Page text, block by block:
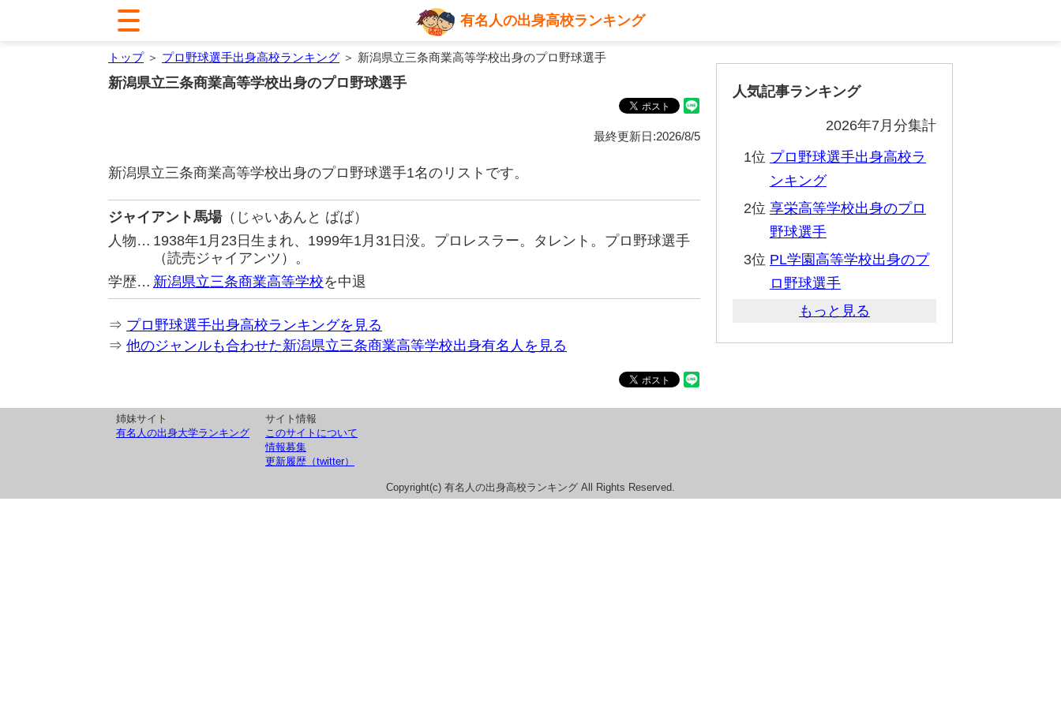
有名人の出身高校ランキング
トップ＞ プロ野球選手出身高校ランキング ＞ 新潟県立三条商業高等学校出身のプロ野球選手
新潟県立三条商業高等学校出身のプロ野球選手
最終更新日:2026/8/5
新潟県立三条商業高等学校出身のプロ野球選手1名のリストです。
ジャイアント馬場（じゃいあんと ばば）
人物… 1938年1月23日生まれ、1999年1月31日没。プロレスラー。タレント。プロ野球選手
（読売ジャイアンツ）。
学歴… 新潟県立三条商業高等学校を中退
⇒ プロ野球選手出身高校ランキングを見る
⇒ 他のジャンルも合わせた新潟県立三条商業高等学校出身有名人を見る
人気記事ランキング
2026年7月分集計
1位 プロ野球選手出身高校ラ
ンキング
2位 享栄高等学校出身のプロ
野球選手
3位 PL学園高等学校出身のプ
ロ野球選手
もっと見る
姉妹サイト
有名人の出身大学ランキング
サイト情報
このサイトについて
情報募集
更新履歴（twitter）
Copyright(c) 有名人の出身高校ランキング All Rights Reserved.